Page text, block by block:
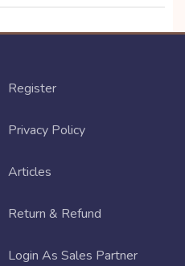
Register
Privacy Policy
Articles
Return & Refund
Login As Sales Partner